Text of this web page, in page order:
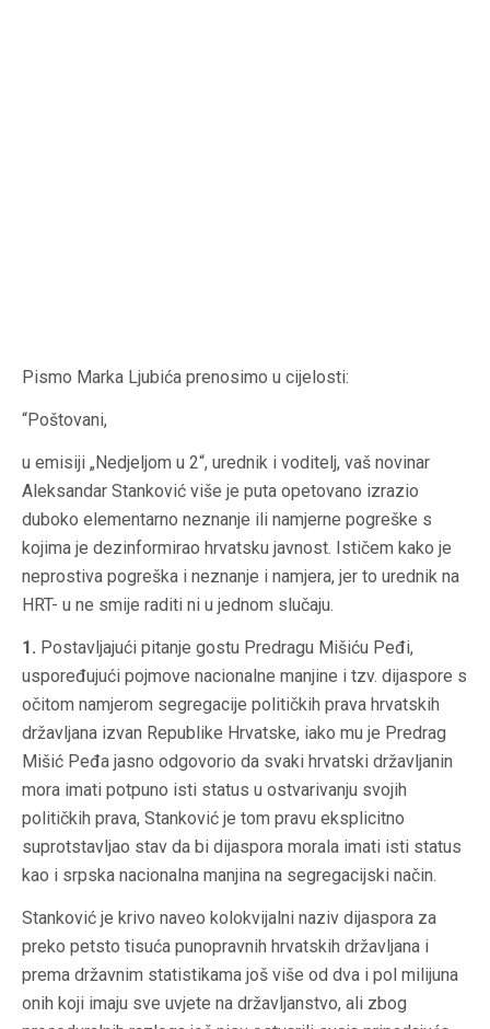
Pismo Marka Ljubića prenosimo u cijelosti:
“Poštovani,
u emisiji „Nedjeljom u 2“, urednik i voditelj, vaš novinar
Aleksandar Stanković više je puta opetovano izrazio
duboko elementarno neznanje ili namjerne pogreške s
kojima je dezinformirao hrvatsku javnost. Ističem kako je
neprostiva pogreška i neznanje i namjera, jer to urednik na
HRT- u ne smije raditi ni u jednom slučaju.
1. Postavljajući pitanje gostu Predragu Mišiću Peđi,
uspoređujući pojmove nacionalne manjine i tzv. dijaspore s
očitom namjerom segregacije političkih prava hrvatskih
državljana izvan Republike Hrvatske, iako mu je Predrag
Mišić Peđa jasno odgovorio da svaki hrvatski državljanin
mora imati potpuno isti status u ostvarivanju svojih
političkih prava, Stanković je tom pravu eksplicitno
suprotstavljao stav da bi dijaspora morala imati isti status
kao i srpska nacionalna manjina na segregacijski način.
Stanković je krivo naveo kolokvijalni naziv dijaspora za
preko petsto tisuća punopravnih hrvatskih državljana i
prema državnim statistikama još više od dva i pol milijuna
onih koji imaju sve uvjete na državljanstvo, ali zbog